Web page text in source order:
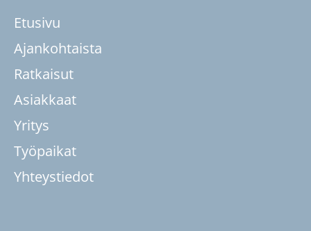
Etusivu
Ajankohtaista
Ratkaisut
Asiakkaat
Yritys
Työpaikat
Yhteystiedot